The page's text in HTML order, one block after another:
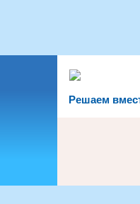
Решаем